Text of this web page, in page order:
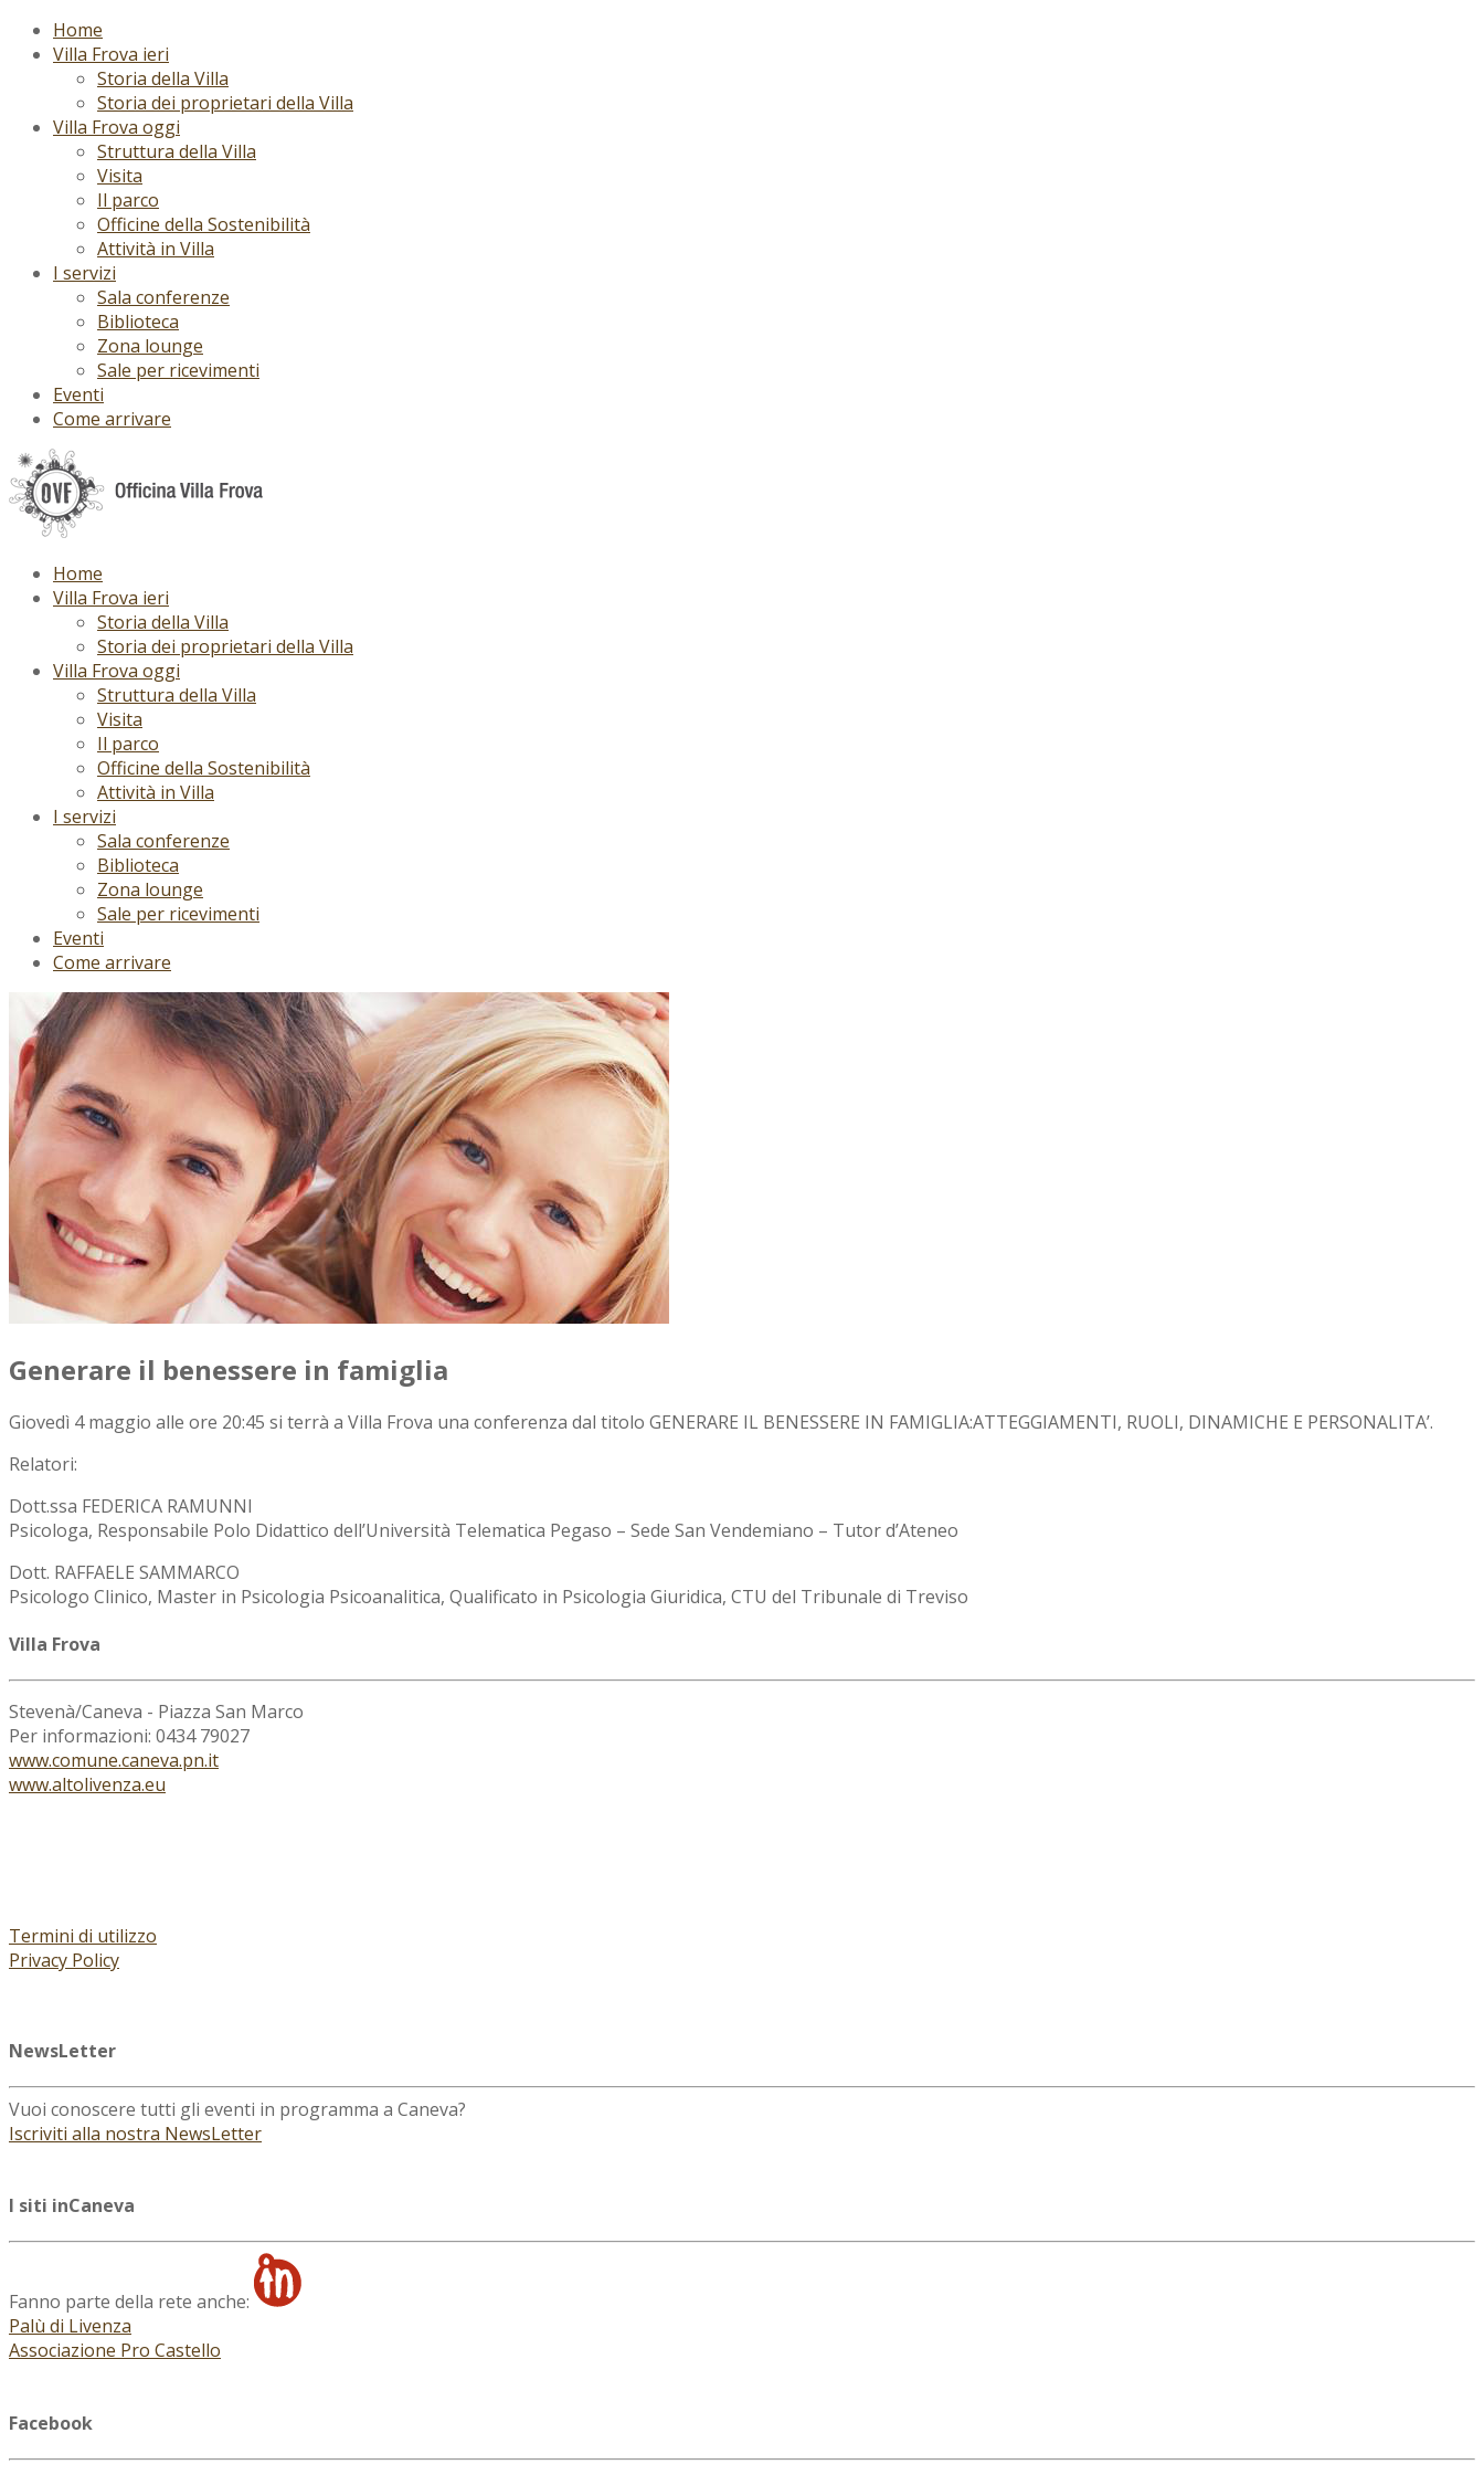
Home
Villa Frova ieri
Storia della Villa
Storia dei proprietari della Villa
Villa Frova oggi
Struttura della Villa
Visita
Il parco
Officine della Sostenibilità
Attività in Villa
I servizi
Sala conferenze
Biblioteca
Zona lounge
Sale per ricevimenti
Eventi
Come arrivare
Home
Villa Frova ieri
Storia della Villa
Storia dei proprietari della Villa
Villa Frova oggi
Struttura della Villa
Visita
Il parco
Officine della Sostenibilità
Attività in Villa
I servizi
Sala conferenze
Biblioteca
Zona lounge
Sale per ricevimenti
Eventi
Come arrivare
Generare il benessere in famiglia
Giovedì 4 maggio alle ore 20:45 si terrà a Villa Frova una conferenza dal titolo GENERARE IL BENESSERE IN FAMIGLIA:ATTEGGIAMENTI, RUOLI, DINAMICHE E PERSONALITA’.
Relatori:
Dott.ssa FEDERICA RAMUNNI
Psicologa, Responsabile Polo Didattico dell’Università Telematica Pegaso – Sede San Vendemiano – Tutor d’Ateneo
Dott. RAFFAELE SAMMARCO
Psicologo Clinico, Master in Psicologia Psicoanalitica, Qualificato in Psicologia Giuridica, CTU del Tribunale di Treviso
Villa Frova
Stevenà/Caneva - Piazza San Marco
Per informazioni: 0434 79027
www.comune.caneva.pn.it
www.altolivenza.eu
Termini di utilizzo
Privacy Policy
NewsLetter
Vuoi conoscere tutti gli eventi in programma a Caneva?
Iscriviti alla nostra NewsLetter
I siti inCaneva
Fanno parte della rete anche:
Palù di Livenza
Associazione Pro Castello
Facebook